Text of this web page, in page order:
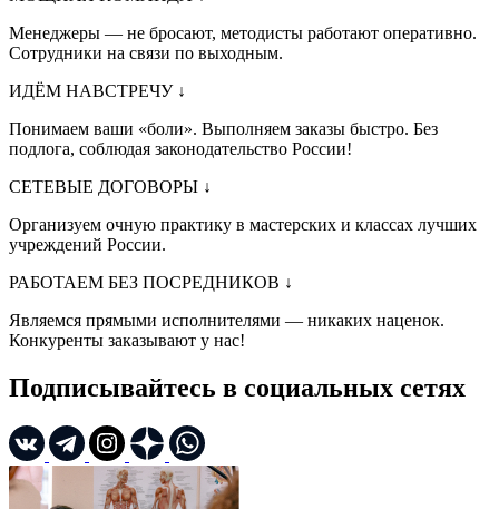
Менеджеры — не бросают, методисты работают оперативно.
Сотрудники на связи по выходным.
ИДЁМ НАВСТРЕЧУ ↓
Понимаем ваши «боли». Выполняем заказы быстро. Без
подлога, соблюдая законодательство России!
СЕТЕВЫЕ ДОГОВОРЫ ↓
Организуем очную практику в мастерских и классах лучших
учреждений России.
РАБОТАЕМ БЕЗ ПОСРЕДНИКОВ ↓
Являемся прямыми исполнителями — никаких наценок.
Конкуренты заказывают у нас!
Подписывайтесь в социальных сетях